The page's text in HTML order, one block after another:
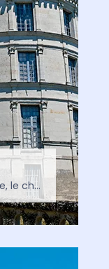
Au cœur du Berry, dans l’Indre, le château de Valençay conjugue héritage médiéval, architecture Renaissance et souvenir de Talleyrand. Un monument d’exception qui traverse les siècles sans perdre de son…